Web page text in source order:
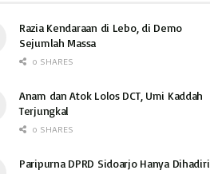
Razia Kendaraan di Lebo, di Demo
Sejumlah Massa
0 SHARES
Anam dan Atok Lolos DCT, Umi Kaddah
Terjungkal
0 SHARES
Paripurna DPRD Sidoarjo Hanya Dihadiri